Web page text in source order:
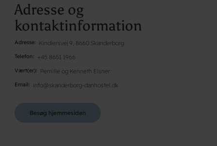
Adresse og
kontaktinformation
Adresse Kindlersvej 9, 8660 Skanderborg
Telefon +45 8651 1966
Vært(er) Pernille og Kenneth Elsner
Email info@skanderborg-danhostel.dk
Besøg hjemmesiden